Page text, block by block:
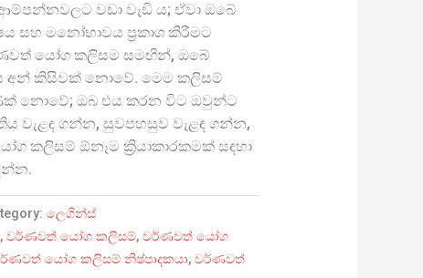
ආම්පන්නවලට වඩා වැඩි ය; ඒවා ඔබේ
සහ මනෝභාවය ප්‍රකාශ කිරීමට
යෝග කලිසම සමඟින්, ඔබේ
අන් කිසිවක් නොවේ. මෙම කලිසම්
නොවේ; ඔබ එය කරන විට ඔවුන්ට
වැළඳ ගන්න, සුවපහසුව වැළඳ ගන්න,
කලිසම් ඕනෑම ක්‍රියාකාරකමක් සඳහා
ලෙගින්ස්
,වර්ණවත් යෝග කලිසම්,වර්ණවත් යෝග
යෝග කලිසම් නිෂ්පාදකයා,වර්ණවත්